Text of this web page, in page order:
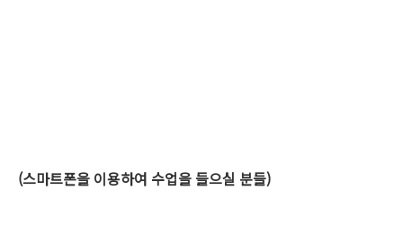
(스마트폰을 이용하여 수업을 들으실 분들)